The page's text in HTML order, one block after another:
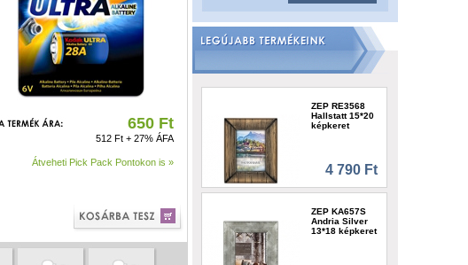
650 Ft
512 Ft + 27% ÁFA
Átveheti Pick Pack Pontokon is »
ZEP RE3568
Hallstatt 15*20
képkeret
4 790 Ft
ZEP KA657S
Andria Silver
13*18 képkeret